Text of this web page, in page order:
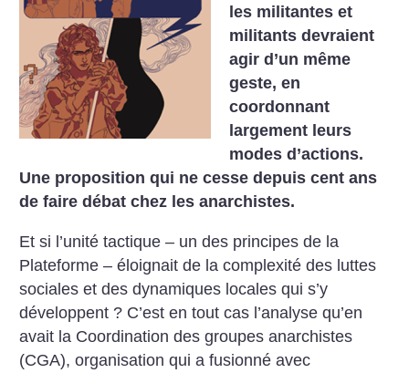
les militantes et
militants devraient
agir d’un même
geste, en
coordonnant
largement leurs
modes d’actions.
Une proposition qui ne cesse depuis cent ans
de faire débat chez les anarchistes.
Et si l’unité tactique – un des principes de la
Plateforme – éloignait de la complexité des luttes
sociales et des dynamiques locales qui s’y
développent ? C’est en tout cas l’analyse qu’en
avait la Coordination des groupes anarchistes
(CGA), organisation qui a fusionné avec